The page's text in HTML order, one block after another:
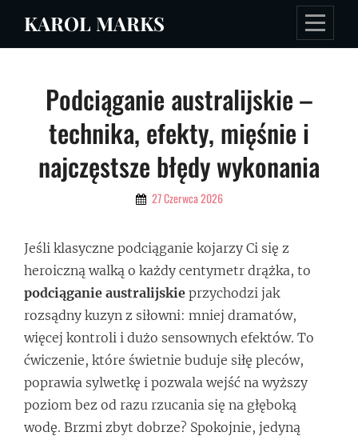
KAROL MARKS
Podciąganie australijskie –
technika, efekty, mięśnie i
najczęstsze błędy wykonania
By 27 Czerwca 2026
Jeśli klasyczne podciąganie kojarzy Ci się z
heroiczną walką o każdy centymetr drążka, to
podciąganie australijskie przychodzi jak
rozsądny kuzyn z siłowni: mniej dramatów,
więcej kontroli i dużo sensownych efektów. To
ćwiczenie, które świetnie buduje siłę pleców,
poprawia sylwetkę i pozwala wejść na wyższy
poziom bez od razu rzucania się na głęboką
wodę. Brzmi zbyt dobrze? Spokojnie, jedyną
Nawigacja
wpisu